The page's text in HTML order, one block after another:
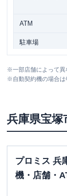
ATM
駐車場
営業時間
ATM営業時間
※一部店舗によって異
※自動契約機の場合は
兵庫県宝塚
プロミス 兵
機・店舗・